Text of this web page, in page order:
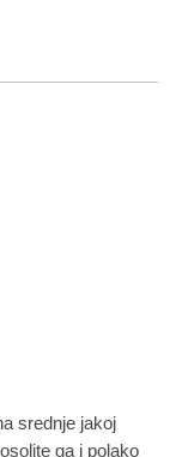
srednje jakoj
ga i polako